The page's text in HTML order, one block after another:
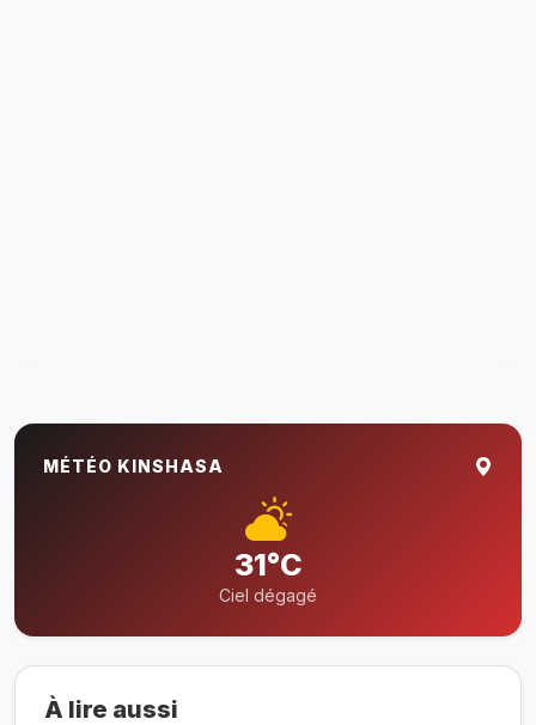
MÉTÉO KINSHASA
31°C
Ciel dégagé
À lire aussi